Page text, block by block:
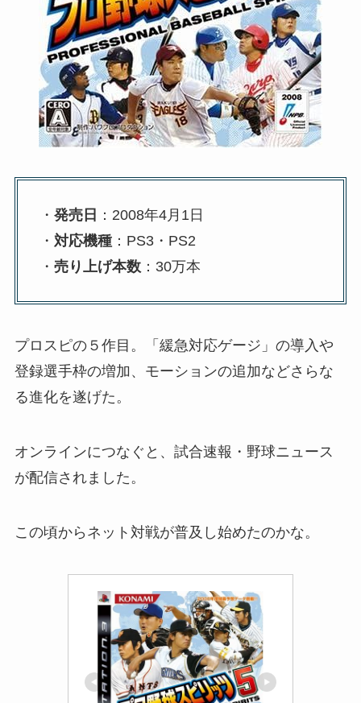
・ 発売日 ：2008年4月1日
・ 対応機種：PS3・PS2
・ 売り上げ本数：30万本
プロスピの５作目。「緩急対応ゲージ」の導入や
登録選手枠の増加、モーションの追加などさらな
る進化を遂げた。
オンラインにつなぐと、試合速報・野球ニュース
が配信されました。
この頃からネット対戦が普及し始めたのかな。